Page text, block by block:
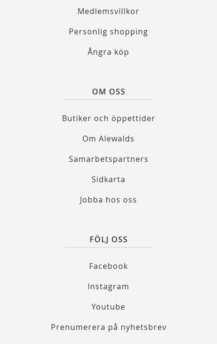
Medlemsvillkor
Personlig shopping
Ångra köp
OM OSS
Butiker och öppettider
Om Alewalds
Samarbetspartners
Sidkarta
Jobba hos oss
FÖLJ OSS
Facebook
Instagram
Youtube
Prenumerera på nyhetsbrev